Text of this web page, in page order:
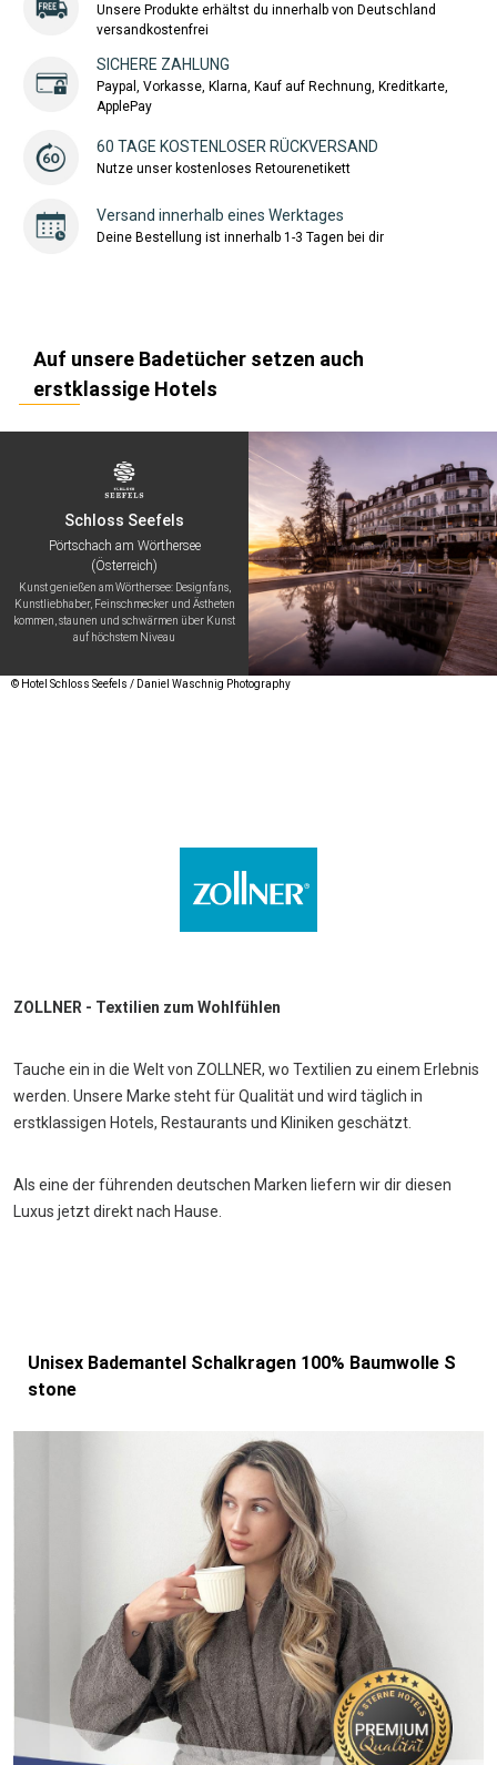
Unsere Produkte erhältst du innerhalb von Deutschland
versandkostenfrei
SICHERE ZAHLUNG
Paypal, Vorkasse, Klarna, Kauf auf Rechnung, Kreditkarte,
ApplePay
60 TAGE KOSTENLOSER RÜCKVERSAND
Nutze unser kostenloses Retourenetikett
Versand innerhalb eines Werktages
Deine Bestellung ist innerhalb 1-3 Tagen bei dir
Auf unsere Badetücher setzen auch
erstklassige Hotels
Schloss Seefels
Pörtschach am Wörthersee
(Österreich)
Kunst genießen am Wörthersee: Designfans,
Kunstliebhaber, Feinschmecker und Ästheten
kommen, staunen und schwärmen über Kunst
auf höchstem Niveau
© Hotel Schloss Seefels / Daniel Waschnig Photography
ZOLLNER - Textilien zum Wohlfühlen
Tauche ein in die Welt von ZOLLNER, wo Textilien zu einem Erlebnis
werden. Unsere Marke steht für Qualität und wird täglich in
erstklassigen Hotels, Restaurants und Kliniken geschätzt.
Als eine der führenden deutschen Marken liefern wir dir diesen
Luxus jetzt direkt nach Hause.
Unisex Bademantel Schalkragen 100% Baumwolle S
stone